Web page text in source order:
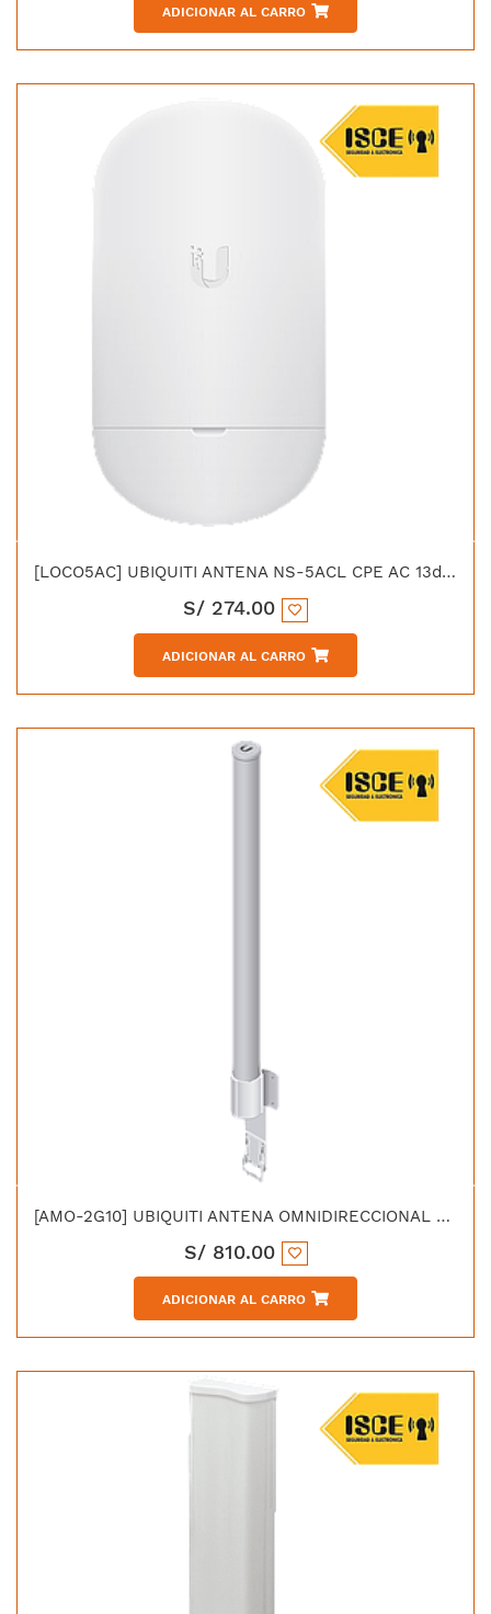
ADICIONAR AL CARRO
[LOCO5AC] UBIQUITI ANTENA NS-5ACL CPE AC 13dBI HASTA 1KM EN PTMP NO INCLUYE INYECTOR POE
S/ 274.00
ADICIONAR AL CARRO
[AMO-2G10] UBIQUITI ANTENA OMNIDIRECCIONAL 2.4GHZ AIRMAX GANANCIA 10dBI MIMO
S/ 810.00
ADICIONAR AL CARRO